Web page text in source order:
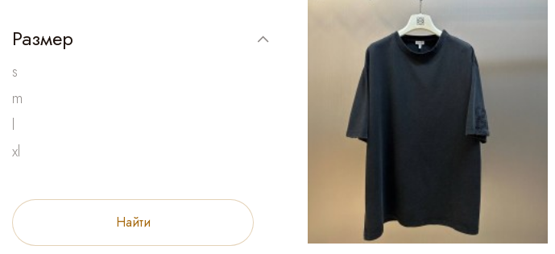
Размер
s
m
l
xl
Найти